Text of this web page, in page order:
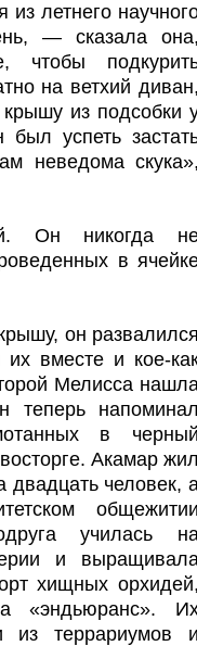
летнего
— сказала
чтобы
на ветхий
из подсобки
успеть
неведома
Он никогда
в
он
их вместе и кое-
Мелисса
теперь
в
Акамар
двадцать человек,
училась
и
хищных
«эндьюранс».
из террариумов